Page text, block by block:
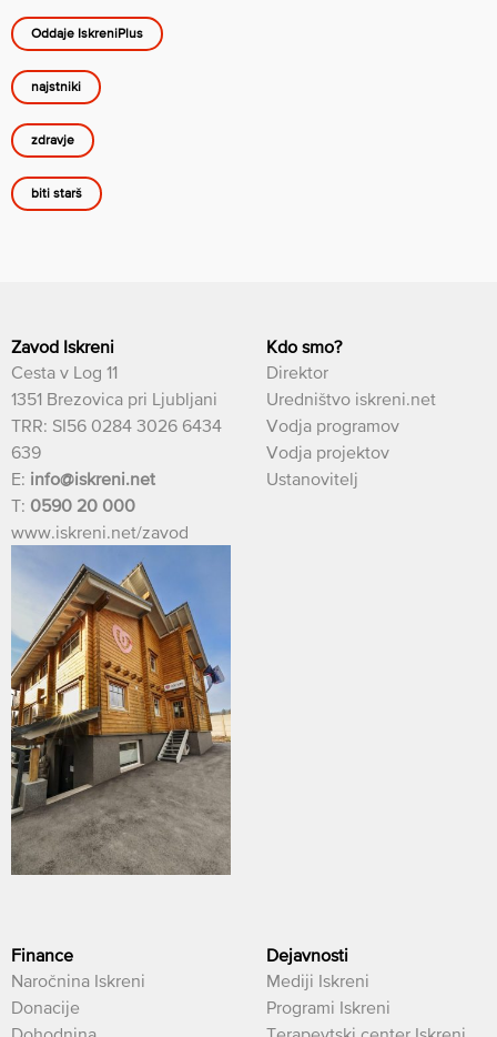
Oddaje IskreniPlus
najstniki
zdravje
biti starš
Zavod Iskreni
Cesta v Log 11
1351 Brezovica pri Ljubljani
TRR: SI56 0284 3026 6434
639
E: info@iskreni.net
T: 0590 20 000
www.iskreni.net/zavod
Kdo smo?
Direktor
Uredništvo iskreni.net
Vodja programov
Vodja projektov
Ustanovitelj
Finance
Naročnina Iskreni
Donacije
Dejavnosti
Mediji Iskreni
Programi Iskreni